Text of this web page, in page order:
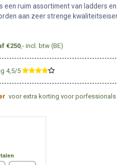
een ruim assortiment van ladders
aan zeer strenge
€250 ,- incl. btw (BE)
4,5/5 ​
voor extra korting voor porfessionals